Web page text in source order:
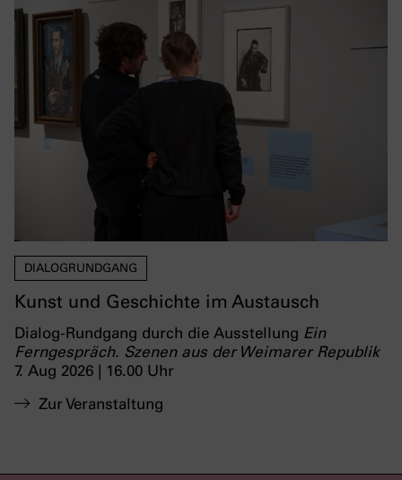
DIALOGRUNDGANG
Kunst und Geschichte im Austausch
Dialog-Rundgang durch die Ausstellung Ein
Ferngespräch. Szenen aus der Weimarer Republik
7. Aug 2026 | 16.00 Uhr
Zur Veranstaltung